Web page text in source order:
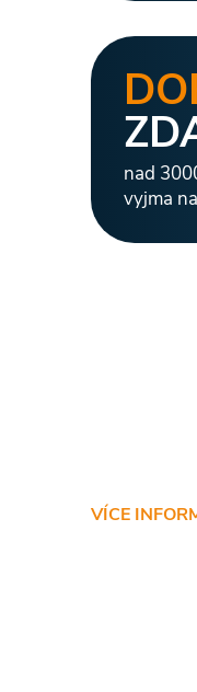
nad
vyjma
VÍCE